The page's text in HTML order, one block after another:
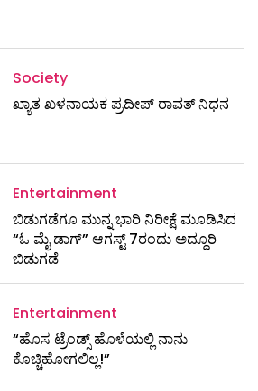
Society
ಖ್ಯಾತ ಖಳನಾಯಕ ಪ್ರದೀಪ್ ರಾವತ್‌ ನಿಧನ
Entertainment
ಬಿಡುಗಡೆಗೂ ಮುನ್ನ ಭಾರಿ ನಿರೀಕ್ಷೆ ಮೂಡಿಸಿದ
“ಓ ಮೈ ಡಾಗ್” ಆಗಸ್ಟ್ 7ರಂದು ಅದ್ದೂರಿ
ಬಿಡುಗಡೆ
Entertainment
“ಹೊಸ ಟ್ರೆಂಡ್ಸ್ ಹೊಳೆಯಲ್ಲಿ ನಾನು
ಕೊಚ್ಚಿಹೋಗಲಿಲ್ಲ!”